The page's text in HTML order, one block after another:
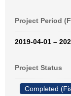
Project Period
2019-04-01 –
Project Status
Completed